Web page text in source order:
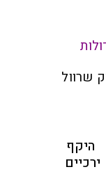
דק שרוול
היקף
ירכיים